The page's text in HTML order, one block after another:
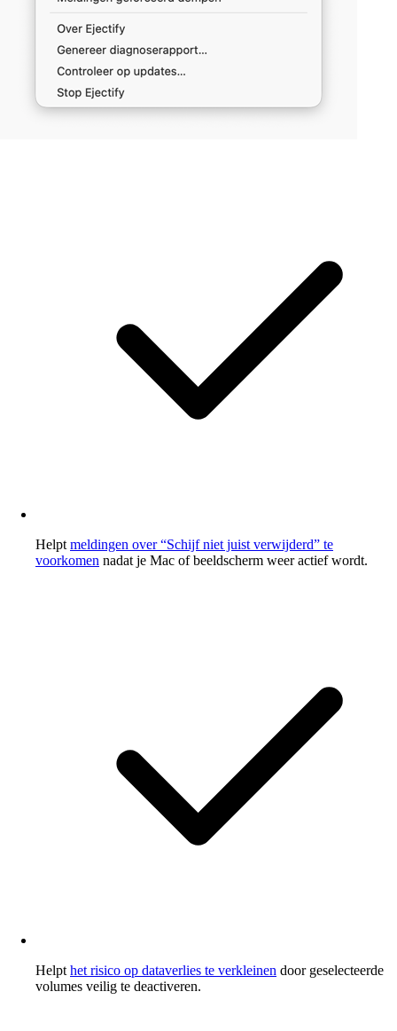
Helpt meldingen over “Schijf niet juist verwijderd” te
voorkomen nadat je Mac of beeldscherm weer actief wordt.
Helpt het risico op dataverlies te verkleinen door geselecteerde
volumes veilig te deactiveren.